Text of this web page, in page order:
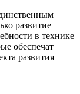
развитие
в технике
обеспечат
развития